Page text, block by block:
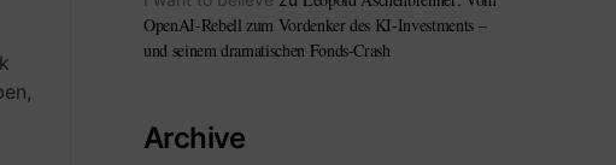
OpenAI-Rebell zum Vordenker des KI-Investments –
und seinem dramatischen Fonds-Crash
Archive